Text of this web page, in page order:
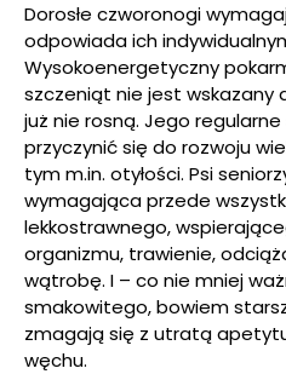
Dorosłe czworonogi
odpowiada ich
Wysokoenergetyczny
szczeniąt nie jest wskazany
już nie rosną. Jego
przyczynić się do rozwoju
tym m.in. otyłości. Psi
wymagająca przede
lekkostrawnego,
organizmu, trawienie,
wątrobę. I – co nie mniej
smakowitego, bowiem
zmagają się z utratą
węchu.